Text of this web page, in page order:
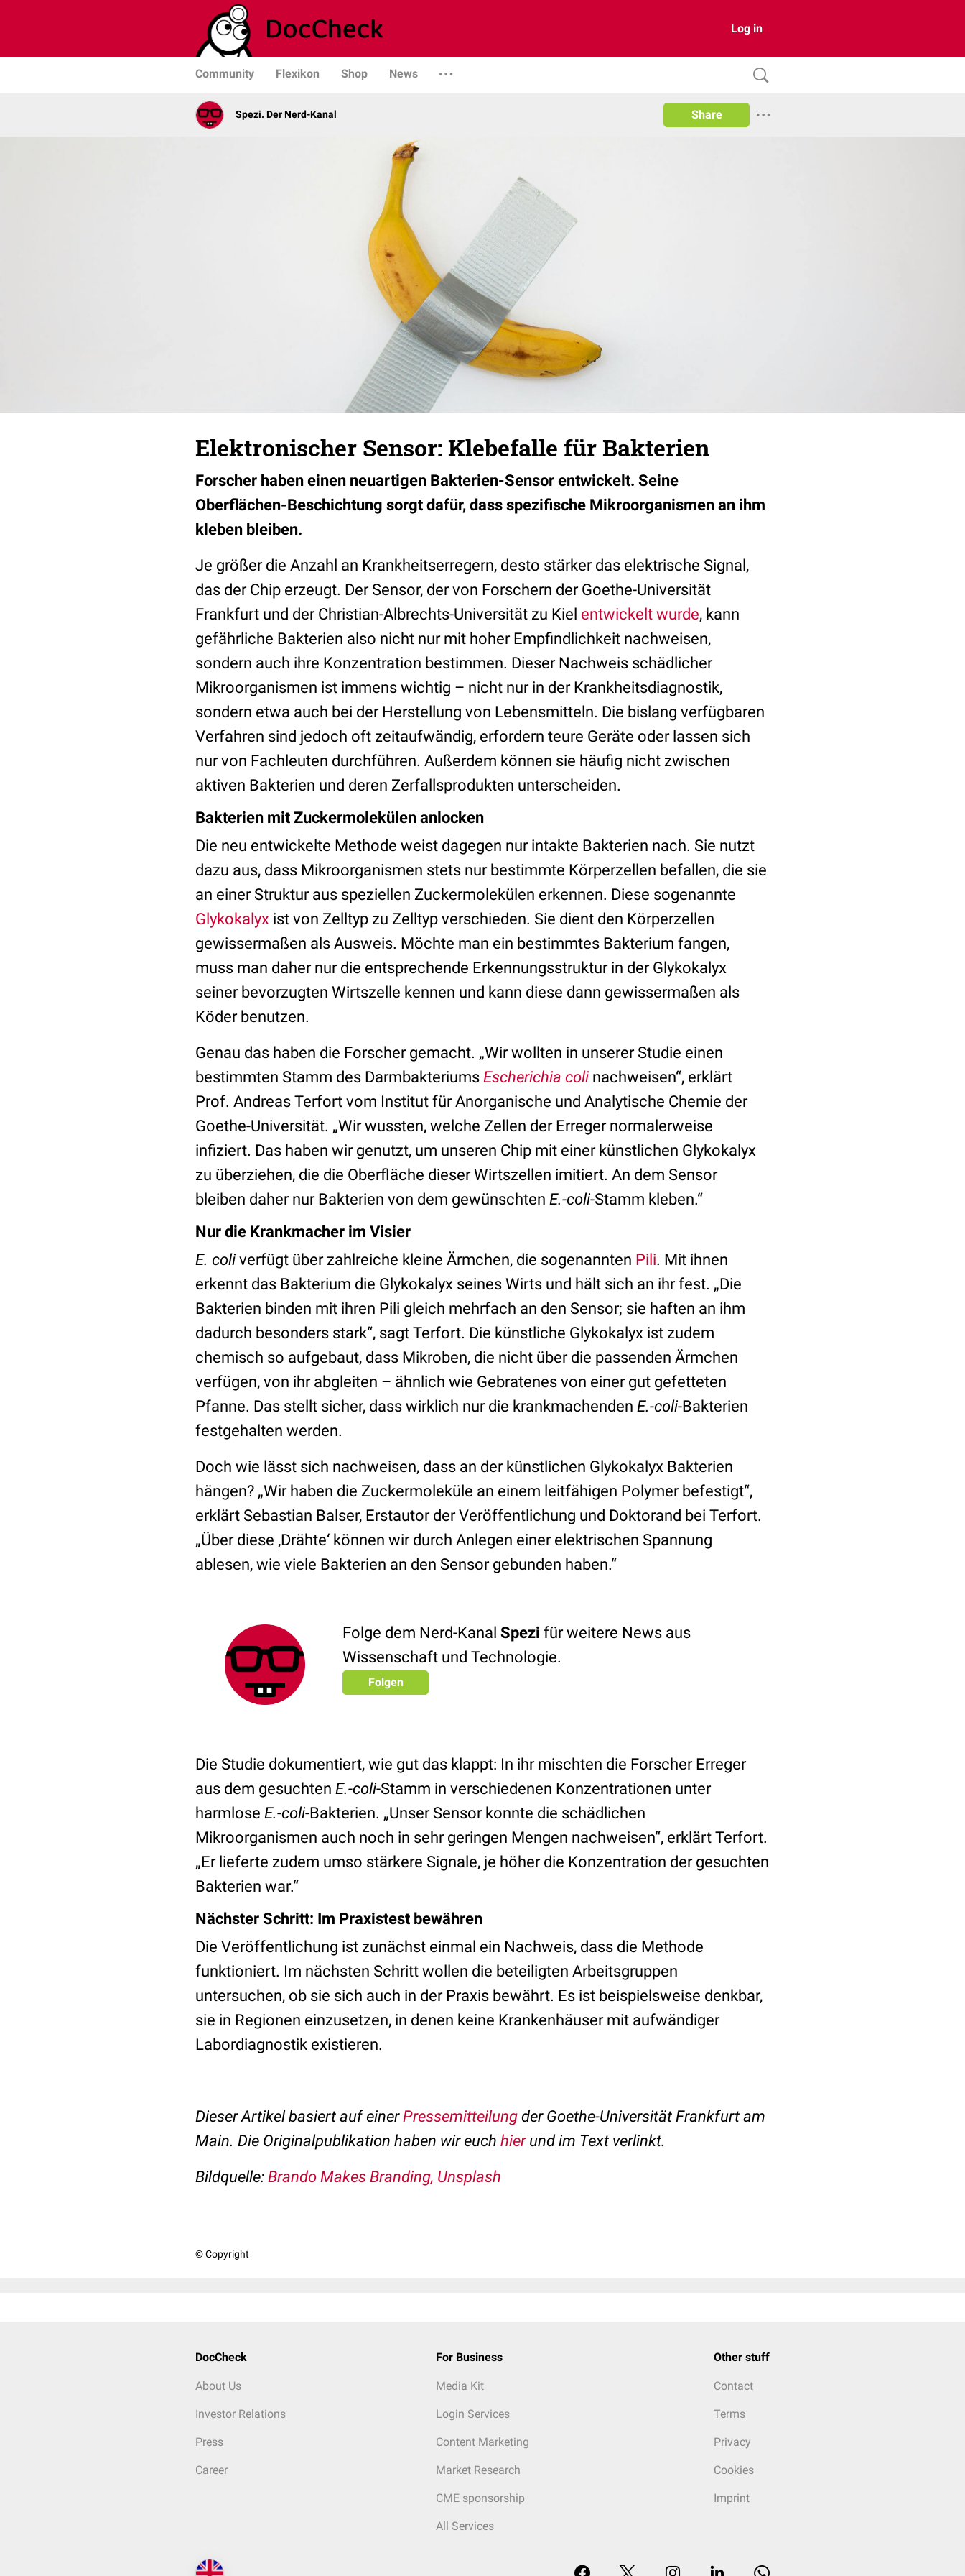
Log in
Community Flexikon Shop News
Spezi. Der Nerd-Kanal Share
Elektronischer Sensor: Klebefalle für Bakterien
Forscher haben einen neuartigen Bakterien-Sensor entwickelt. Seine
Oberflächen-Beschichtung sorgt dafür, dass spezifische Mikroorganismen an ihm
kleben bleiben.
Je größer die Anzahl an Krankheitserregern, desto stärker das elektrische Signal,
das der Chip erzeugt. Der Sensor, der von Forschern der Goethe-Universität
Frankfurt und der Christian-Albrechts-Universität zu Kiel entwickelt wurde, kann
gefährliche Bakterien also nicht nur mit hoher Empfindlichkeit nachweisen,
sondern auch ihre Konzentration bestimmen. Dieser Nachweis schädlicher
Mikroorganismen ist immens wichtig – nicht nur in der Krankheitsdiagnostik,
sondern etwa auch bei der Herstellung von Lebensmitteln. Die bislang verfügbaren
Verfahren sind jedoch oft zeitaufwändig, erfordern teure Geräte oder lassen sich
nur von Fachleuten durchführen. Außerdem können sie häufig nicht zwischen
aktiven Bakterien und deren Zerfallsprodukten unterscheiden.
Bakterien mit Zuckermolekülen anlocken
Die neu entwickelte Methode weist dagegen nur intakte Bakterien nach. Sie nutzt
dazu aus, dass Mikroorganismen stets nur bestimmte Körperzellen befallen, die sie
an einer Struktur aus speziellen Zuckermolekülen erkennen. Diese sogenannte
Glykokalyx ist von Zelltyp zu Zelltyp verschieden. Sie dient den Körperzellen
gewissermaßen als Ausweis. Möchte man ein bestimmtes Bakterium fangen,
muss man daher nur die entsprechende Erkennungsstruktur in der Glykokalyx
seiner bevorzugten Wirtszelle kennen und kann diese dann gewissermaßen als
Köder benutzen.
Genau das haben die Forscher gemacht. „Wir wollten in unserer Studie einen
bestimmten Stamm des Darmbakteriums Escherichia colinachweisen“, erklärt
Prof. Andreas Terfort vom Institut für Anorganische und Analytische Chemie der
Goethe-Universität. „Wir wussten, welche Zellen der Erreger normalerweise
infiziert. Das haben wir genutzt, um unseren Chip mit einer künstlichen Glykokalyx
zu überziehen, die die Oberfläche dieser Wirtszellen imitiert. An dem Sensor
bleiben daher nur Bakterien von dem gewünschten E.-coli-Stamm kleben.“
Nur die Krankmacher im Visier
E. coliverfügt über zahlreiche kleine Ärmchen, die sogenannten Pili. Mit ihnen
erkennt das Bakterium die Glykokalyx seines Wirts und hält sich an ihr fest. „Die
Bakterien binden mit ihren Pili gleich mehrfach an den Sensor; sie haften an ihm
dadurch besonders stark“, sagt Terfort. Die künstliche Glykokalyx ist zudem
chemisch so aufgebaut, dass Mikroben, die nicht über die passenden Ärmchen
verfügen, von ihr abgleiten – ähnlich wie Gebratenes von einer gut gefetteten
Pfanne. Das stellt sicher, dass wirklich nur die krankmachenden E.-coli-Bakterien
festgehalten werden.
Doch wie lässt sich nachweisen, dass an der künstlichen Glykokalyx Bakterien
hängen? „Wir haben die Zuckermoleküle an einem leitfähigen Polymer befestigt“,
erklärt Sebastian Balser, Erstautor der Veröffentlichung und Doktorand bei Terfort.
„Über diese ‚Drähte‘ können wir durch Anlegen einer elektrischen Spannung
ablesen, wie viele Bakterien an den Sensor gebunden haben.“
Folge dem Nerd-Kanal Spezi für weitere News aus
Wissenschaft und Technologie.
Folgen
Die Studie dokumentiert, wie gut das klappt: In ihr mischten die Forscher Erreger
aus dem gesuchten E.-coli-Stamm in verschiedenen Konzentrationen unter
harmlose E.-coli-Bakterien. „Unser Sensor konnte die schädlichen
Mikroorganismen auch noch in sehr geringen Mengen nachweisen“, erklärt Terfort.
„Er lieferte zudem umso stärkere Signale, je höher die Konzentration der gesuchten
Bakterien war.“
Nächster Schritt: Im Praxistest bewähren
Die Veröffentlichung ist zunächst einmal ein Nachweis, dass die Methode
funktioniert. Im nächsten Schritt wollen die beteiligten Arbeitsgruppen
untersuchen, ob sie sich auch in der Praxis bewährt. Es ist beispielsweise denkbar,
sie in Regionen einzusetzen, in denen keine Krankenhäuser mit aufwändiger
Labordiagnostik existieren.
Dieser Artikel basiert auf einerPressemitteilung der Goethe-Universität Frankfurt am
Main. Die Originalpublikation haben wir euch hierund im Text verlinkt.
Bildquelle: Brando Makes Branding, Unsplash
© Copyright
DocCheck
About Us
Investor Relations
Press
Career
For Business
Media Kit
Login Services
Content Marketing
Market Research
CME sponsorship
All Services
Other stuff
Contact
Terms
Privacy
Cookies
Imprint